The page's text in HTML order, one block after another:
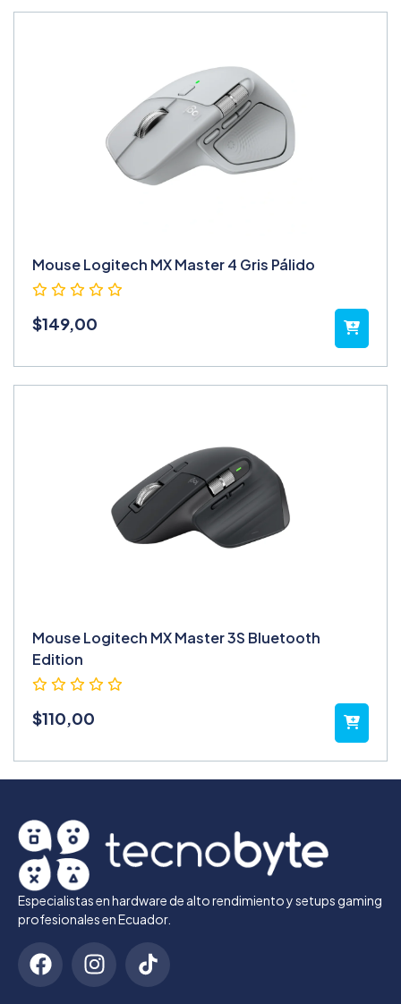
Mouse Logitech MX Master 4 Gris Pálido
$149,00
Mouse Logitech MX Master 3S Bluetooth
Edition
$110,00
Especialistas en hardware de alto rendimiento y setups gaming
profesionales en Ecuador.